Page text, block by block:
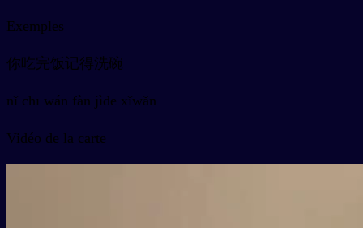
Exemples
你吃完饭记得洗碗
nǐ chī wán fàn jìde xǐwǎn
Vidéo de la carte